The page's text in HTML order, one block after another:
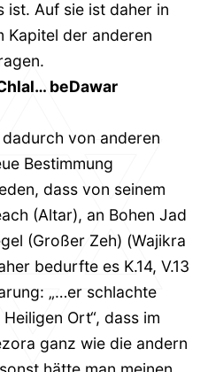
ist. Auf sie ist daher in
Kapitel der anderen
beDawar
von anderen
Bestimmung
dass von seinem
(Altar), an Bohen Jad
(Großer Zeh) (Wajikra
bedurfte es K.14, V.13
„…er schlachte
Ort“, dass im
ganz wie die andern